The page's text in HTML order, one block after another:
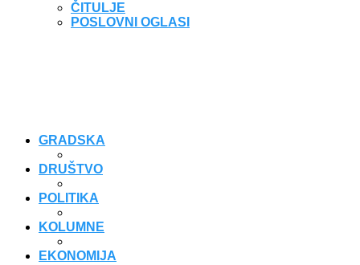
ČITULJE
POSLOVNI OGLASI
GRADSKA
DRUŠTVO
POLITIKA
KOLUMNE
EKONOMIJA